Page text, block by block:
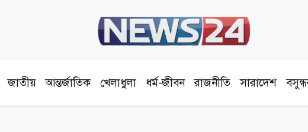
জাতীয় আন্তর্জাতিক খেলাধুলা ধর্ম-জীবন রাজনীতি সারাদেশ